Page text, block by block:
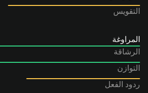
التقويس
المراوغة
الرشاقة
التوازن
ردود الفعل